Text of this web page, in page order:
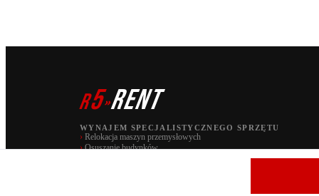
r5»RENT
WYNAJEM SPECJALISTYCZNEGO SPRZĘTU
› Relokacja maszyn przemysłowych
› Osuszanie budynków